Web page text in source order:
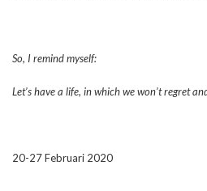
So, I remind myself:
Let’s have a life, in which we won’t regret
20-27 Februari 2020